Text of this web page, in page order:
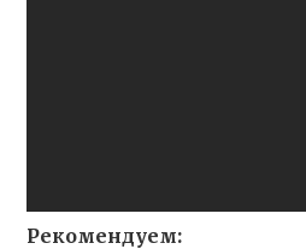
Рекомендуем: